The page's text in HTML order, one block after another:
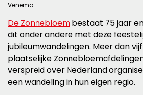
Venema
De Zonnebloem bestaat 75 jaar
dit onder andere met deze
jubileumwandelingen. Meer dan
plaatselijke
verspreid over Nederland
een wandeling in hun eigen regio.